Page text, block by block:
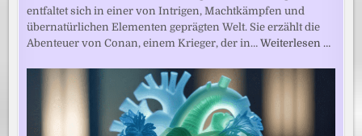
entfaltet sich in einer von Intrigen, Machtkämpfen und
übernatürlichen Elementen geprägten Welt. Sie erzählt die
Abenteuer von Conan, einem Krieger, der in…Weiterlesen …